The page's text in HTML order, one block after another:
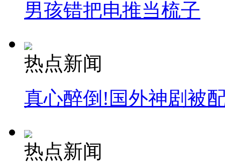
男孩错把电推当梳子
热点新闻
真心醉倒!国外神剧被
热点新闻